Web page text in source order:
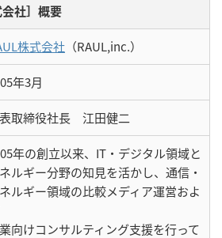
社］概要
株式会社 （RAUL,inc.）
年3月
取締役社長 江田健二
年の創立以来、IT・デジタル領域と
ルギー分野の知見を活かし、通信・
ルギー領域の比較メディア運営およ
向けコンサルティング支援を行って